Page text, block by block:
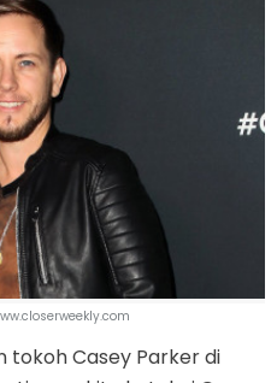
tokoh Casey Parker di